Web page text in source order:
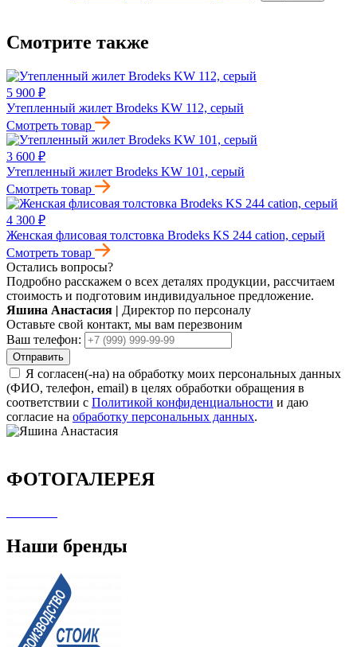
Смотрите также
5 900 ₽
Утепленный жилет Brodeks KW 112, серый
Смотреть товар
3 600 ₽
Утепленный жилет Brodeks KW 101, серый
Смотреть товар
4 300 ₽
Женская флисовая толстовка Brodeks KS 244 cation, серый
Смотреть товар
Остались вопросы?
Подробно расскажем о всех деталях продукции, рассчитаем
стоимость и подготовим индивидуальное предложение.
Яшина Анастасия | Директор по персоналу
Оставьте свой контакт, мы вам перезвоним
Ваш телефон:
Отправить
Я согласен(-на) на обработку моих персональных данных
(ФИО, телефон, email) в целях обработки обращения в
соответствии с Политикой конфиденциальности и даю
согласие на обработку персональных данных.
ФОТОГАЛЕРЕЯ
Наши бренды